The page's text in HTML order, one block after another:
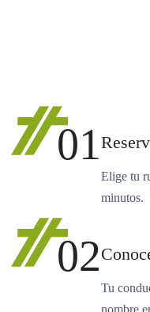
01
Elige tu
minutos.
02
Tu
nombre